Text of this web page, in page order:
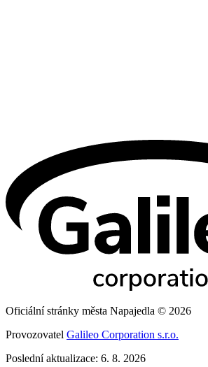
Oficiální stránky města Napajedla © 2026
Provozovatel Galileo Corporation s.r.o.
Poslední aktualizace: 6. 8. 2026